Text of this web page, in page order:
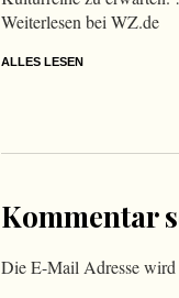
Weiterlesen bei WZ.de
ALLES LESEN
Kommentar
Die E-Mail Adresse